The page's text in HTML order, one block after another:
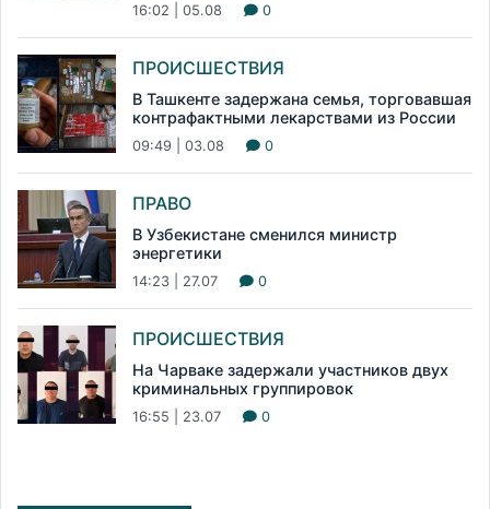
16:02 | 05.08 0
ПРОИСШЕСТВИЯ
В Ташкенте задержана семья, торговавшая
контрафактными лекарствами из России
09:49 | 03.08 0
ПРАВО
В Узбекистане сменился министр
энергетики
14:23 | 27.07 0
ПРОИСШЕСТВИЯ
На Чарваке задержали участников двух
криминальных группировок
16:55 | 23.07 0